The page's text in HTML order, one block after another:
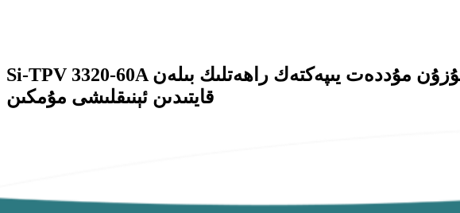
Si-TPV 3320-60A يۇمشاق تېگىشلىك كىيىشكە بولىدىغان ۋە قېلىپلىشىپ قالىدىغان ماتېرىياللارنى ئۇزۇن مۇددەت يىپەكتەك راھەتلىك بىلەن
قايتىدىن ئېنىقلىشى مۇمكىن